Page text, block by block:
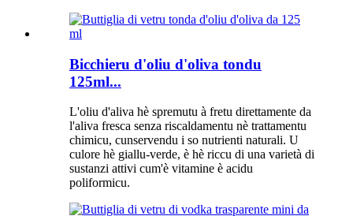
Bicchieru d'oliu d'oliva tondu
125ml...
L'oliu d'aliva hè spremutu à fretu direttamente da
l'aliva fresca senza riscaldamentu nè trattamentu
chimicu, cunservendu i so nutrienti naturali. U
culore hè giallu-verde, è hè riccu di una varietà di
sustanzi attivi cum'è vitamine è acidu
poliformicu.